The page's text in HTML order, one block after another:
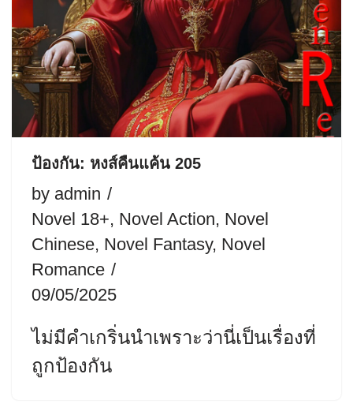
ป้องกัน: หงส์คืนแค้น 205
by admin
Novel 18+, Novel Action, Novel
Chinese, Novel Fantasy, Novel
Romance
09/05/2025
ไม่มีคำเกริ่นนำเพราะว่านี่เป็นเรื่องที่
ถูกป้องกัน